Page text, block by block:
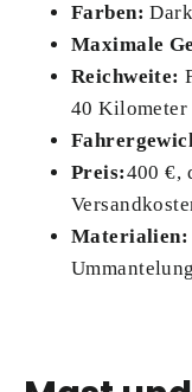
Farben:
Maximale
Reichweite:
40 Kilometer
Preis:400 €,
Materialien:
Ummantelung